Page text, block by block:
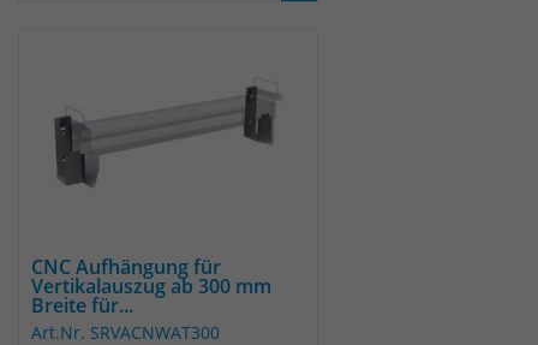
CNC Aufhängung für
Vertikalauszug ab 300 mm
Breite für...
Art.Nr. SRVACNWAT300
Laufzeit
Name